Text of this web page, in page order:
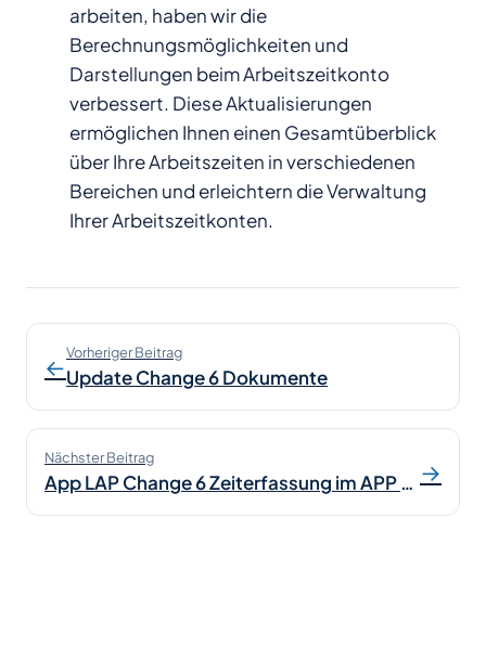
arbeiten, haben wir die
Berechnungsmöglichkeiten und
Darstellungen beim Arbeitszeitkonto
verbessert. Diese Aktualisierungen
ermöglichen Ihnen einen Gesamtüberblick
über Ihre Arbeitszeiten in verschiedenen
Bereichen und erleichtern die Verwaltung
Ihrer Arbeitszeitkonten.
←Vorheriger Beitrag
Update Change 6 Dokumente
Nächster Beitrag
App LAP Change 6 Zeiterfassung im APP Store →